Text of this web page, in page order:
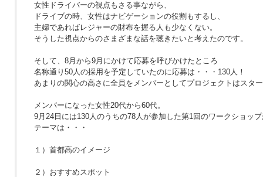
女性ドライバーの視点もさる事ながら、
ドライブの時、女性はナビゲーションの役割もするし、
主婦であればレジャーの財布を握る人も少なくない。
そうした視点からのさまざまな話を聴きたいと考えたのです。
そして、8月から9月にかけて応募を呼びかけたところ
名称通り50人の採用を予定していたのに応募は・・・130人！
あまりの関心の高さに全員をメンバーとしてプロジェクトはスタ
メンバーになった女性20代から60代。
9月24日には130人のうちの78人が参加した第1回のワークショッ
テーマは・・・
１）首都高のイメージ
２）おすすめスポット